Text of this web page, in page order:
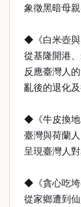
象徵黑暗母
◆《白米壺
從基隆開港、
反應臺灣人
亂後的退化及
◆《牛皮換
臺灣與荷蘭
呈現臺灣人
◆《貪心吃
從家鄉遭到